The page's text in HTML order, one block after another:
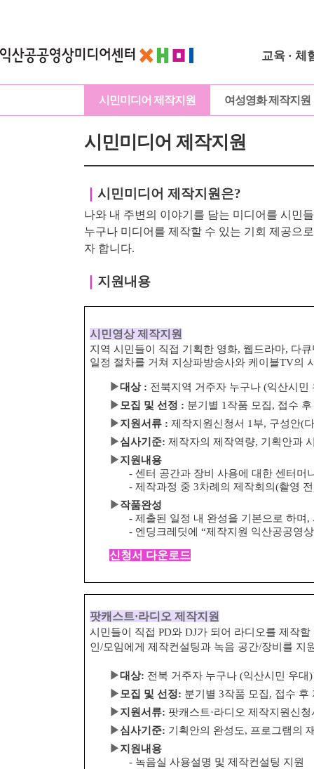
교육 · 체
시민미디어 제작지원 여성영화 제작지원
시민미디어 제작지원
시민미디어 제작지원은?
나와 내 주변의 이야기를 담는 미디어를 시민
누구나 미디어를 제작할 수 있는 기회 제공으
자 합니다.
지원내용
시민영상 제작지원
지역 시민들이 직접 기획한 영화, 웹드라마, 다
일정 절차를 거쳐 지상파방송사와 케이블TV의
▶대상 : 전북지역 거주자 누구나 (익산시민
▶ 모집 및 선정 : 분기별 1 작품 모집, 접수
▶지원서류 : 제작지원신청서 1 부, 구성안(
▶심사기준: 제작자의 제작역량, 기획안과
▶지원내용
- 센터 공간과 장비 사용에 대한 센터머
- 제작과정 중 3차례의 제작회의 (촬영 전
▶작품완성
- 제출된 일정 내 완성을 기본으로 하며 ,
- 엔딩크레딧에 “제작지원 익산공공영
신청서 다운로드
팟캐스트·라디오 제작지원
시민들이 직접 PD와 DJ가 되어 라디오를 제작
인 /모임에게 제작컨설팅과 녹음 공간/장비를 지
▶대상: 전북 거주자 누구나 (익산시민 우대)
▶ 모집 및 선정: 분기별 3작품 모집, 접수 후
▶지원서류: 팟캐스트·라디오 제작지원신
▶심사기준: 기획안의 완성도, 프로그램의
▶지원내용
- 녹음실 사용설명 및 제작컨설팅 지원